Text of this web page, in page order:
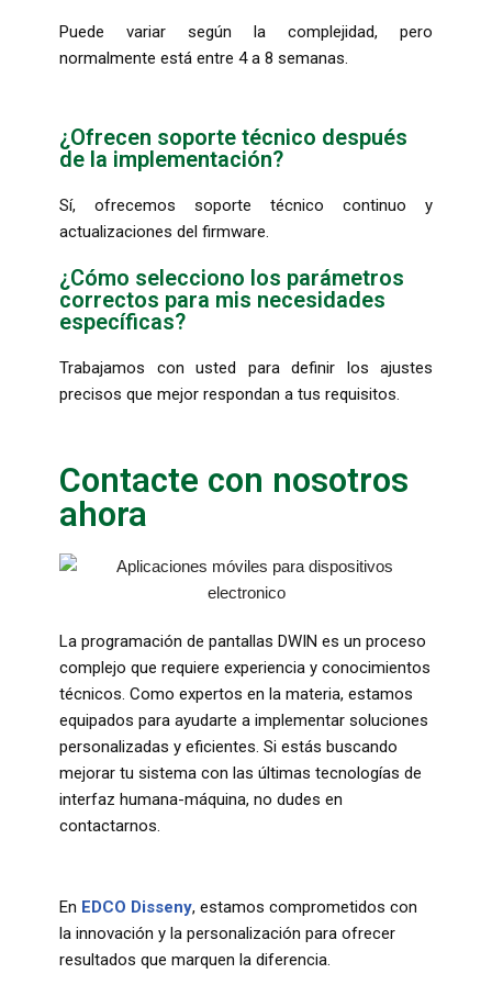
Puede variar según la complejidad, pero
normalmente está entre 4 a 8 semanas.
¿Ofrecen soporte técnico después
de la implementación?
Sí, ofrecemos soporte técnico continuo y
actualizaciones del firmware.
¿Cómo selecciono los parámetros
correctos para mis necesidades
específicas?
Trabajamos con usted para definir los ajustes
precisos que mejor respondan a tus requisitos.
Contacte con nosotros
ahora
La programación de pantallas DWIN es un proceso
complejo que requiere experiencia y conocimientos
técnicos. Como expertos en la materia, estamos
equipados para ayudarte a implementar soluciones
personalizadas y eficientes. Si estás buscando
mejorar tu sistema con las últimas tecnologías de
interfaz humana-máquina, no dudes en
contactarnos.
En EDCO Disseny, estamos comprometidos con
la innovación y la personalización para ofrecer
resultados que marquen la diferencia.